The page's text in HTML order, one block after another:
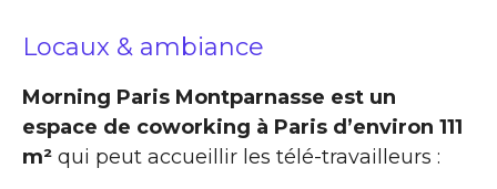
Locaux & ambiance
Morning Paris Montparnasse est un
espace de coworking à Paris d’environ 111
m² qui peut accueillir les télé-travailleurs :